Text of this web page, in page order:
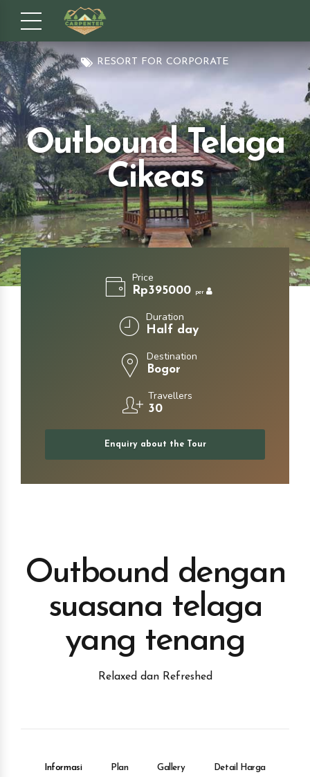
RESORT FOR CORPORATE
Outbound Telaga
Cikeas
Price
Rp395000 per
Duration
Half day
Destination
Bogor
Travellers
30
Enquiry about the Tour
Outbound dengan
suasana telaga
yang tenang
Relaxed dan Refreshed
Informasi Plan Gallery Detail Harga